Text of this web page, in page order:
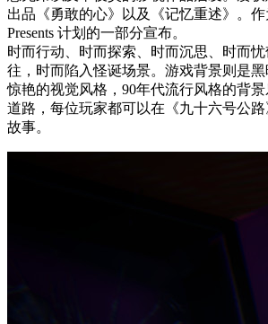
出品《勇敢的心》以及《记忆重述》。
Presents 计划的一部分宣布。
时而行动、时而探索、时而沉思、时而
往，时而陷入怪诞场景。游戏背景则是黑
惊艳的视觉风格，90年代流行风格的背
道路，每位玩家都可以在《九十六号公
故事。